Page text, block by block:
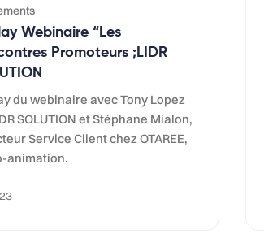
Webinaire “Les
Promoteurs ;LIDR
du webinaire avec Tony Lopez
SOLUTION et Stéphane Mialon,
Service Client chez OTAREE,
animation.